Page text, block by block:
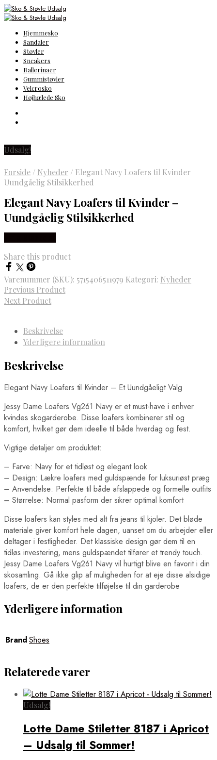
Hjemmesko
Sandaler
Støvler
Sneakers
Ballerinaer
Gummistøvler
Velcrosko
Højhælede Sko
Udsalg!
Forside / Nyheder / Elegant Navy Loafers til Kvinder –
Uundgåelig Stilsikkerhed
Elegant Navy Loafers til Kvinder –
Uundgåelig Stilsikkerhed
Share this product
Varenummer (SKU): 5715406511979 Kategori: Nyheder
Previous Product
Next Product
Beskrivelse
Yderligere information
Beskrivelse
Elegant Navy Loafers til Kvinder – Et Uundgåeligt Valg
Jessy Dame Loafers Vg261 Navy er et must-have i enhver
kvindes skogarderobe. Disse loafers kombinerer stil og
komfort, hvilket gør dem ideelle til både hverdag og fest.
Vigtige detaljer om produktet:
– Farve: Navy for et tidløst og elegant look
– Design: Lækre loafers med guldspænde for luksuriøst præg
– Anvendelse: Perfekte til både afslappede og formelle outfits
– Størrelse: Normal pasform der sikrer optimal komfort
Disse loafers kan styles med alt fra jeans til kjoler. Det bløde
materiale giver komfort hele dagen, uanset om du arbejder eller
deltager i festligheder. Det klassiske design gør dem til en
tidløs investering, mens guldspændet tilfører et trendy touch.
Jessy Dame Loafers Vg261 Navy vil hurtigt blive en favorit i din
skosamling. Gå ikke glip af muligheden for at eje disse alsidige
loafers, de er den perfekte tilføjelse til din garderobe
Yderligere information
BrandShoes
Relaterede varer
Udsalg!
Lotte Dame Stiletter 8187 i Apricot
– Udsalg til Sommer!